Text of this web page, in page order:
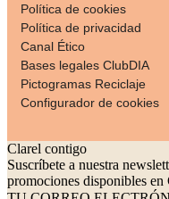
Política de cookies
Política de privacidad
Canal Ético
Bases legales ClubDIA
Pictogramas Reciclaje
Configurador de cookies
Clarel contigo
Suscríbete a nuestra
promociones disponibles en